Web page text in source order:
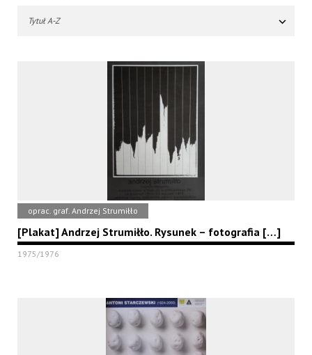
Tytuł A-Z
oprac. graf. Andrzej Strumiłło
[Plakat] Andrzej Strumiłło. Rysunek – fotografia […]
1975/1976